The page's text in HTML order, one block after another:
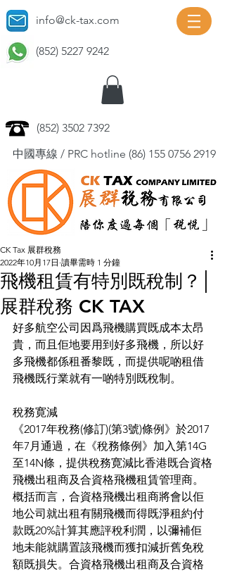
info@ck-tax.com
(852) 5227 9242
(852) 3502 7392
中國專線 / PRC hotline (86) 155 0756 2919
飛機租賃有特別既稅制？│
展群稅務 CK TAX
CK Tax 展群稅務
2022年10月17日 讀畢需時 1 分鐘
好多航空公司因爲飛機購買既成本太昂
貴，而且佢地要用到好多飛機，所以好
多飛機都係租番黎既，而提供呢啲租借
飛機既行業就有一啲特別既稅制。
稅務寛減
《2017年稅務(修訂)(第3號)條例》於2017
年7月通過，在《稅務條例》加入第14G
至14N條，提供稅務寛減比香港既合資格
飛機出租商及合資格飛機租賃管理商。
概括而言，合資格飛機出租商將會以佢
地公司就出租有關飛機而得既淨租約付
款既20%計算其應評稅利潤，以彌補佢
地未能就購置該飛機而獲扣減折舊免稅
額既損失。合資格飛機出租商及合資格